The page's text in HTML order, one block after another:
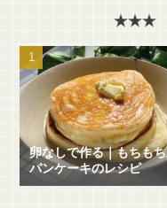
★★★
卵なしで作る｜もちも
パンケーキのレシピ